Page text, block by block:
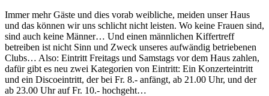
Immer mehr Gäste und dies vorab weibliche, meiden unser Haus
und das können wir uns schlicht nicht leisten. Wo keine Frauen sind,
sind auch keine Männer… Und einen männlichen Kiffertreff
betreiben ist nicht Sinn und Zweck unseres aufwändig betriebenen
Clubs… Also: Eintritt Freitags und Samstags vor dem Haus zahlen,
dafür gibt es neu zwei Kategorien von Eintritt: Ein Konzerteintritt
und ein Discoeintritt, der bei Fr. 8.- anfängt, ab 21.00 Uhr, und der
ab 23.00 Uhr auf Fr. 10.- hochgeht…